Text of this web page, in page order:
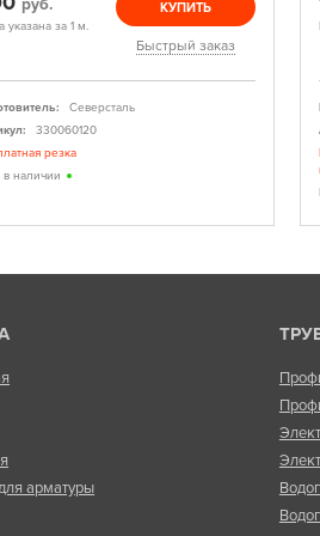
руб.
указана за 1 м.
КУПИТЬ
Быстрый заказ
Северсталь
330060120
резка
в наличии
арматуры